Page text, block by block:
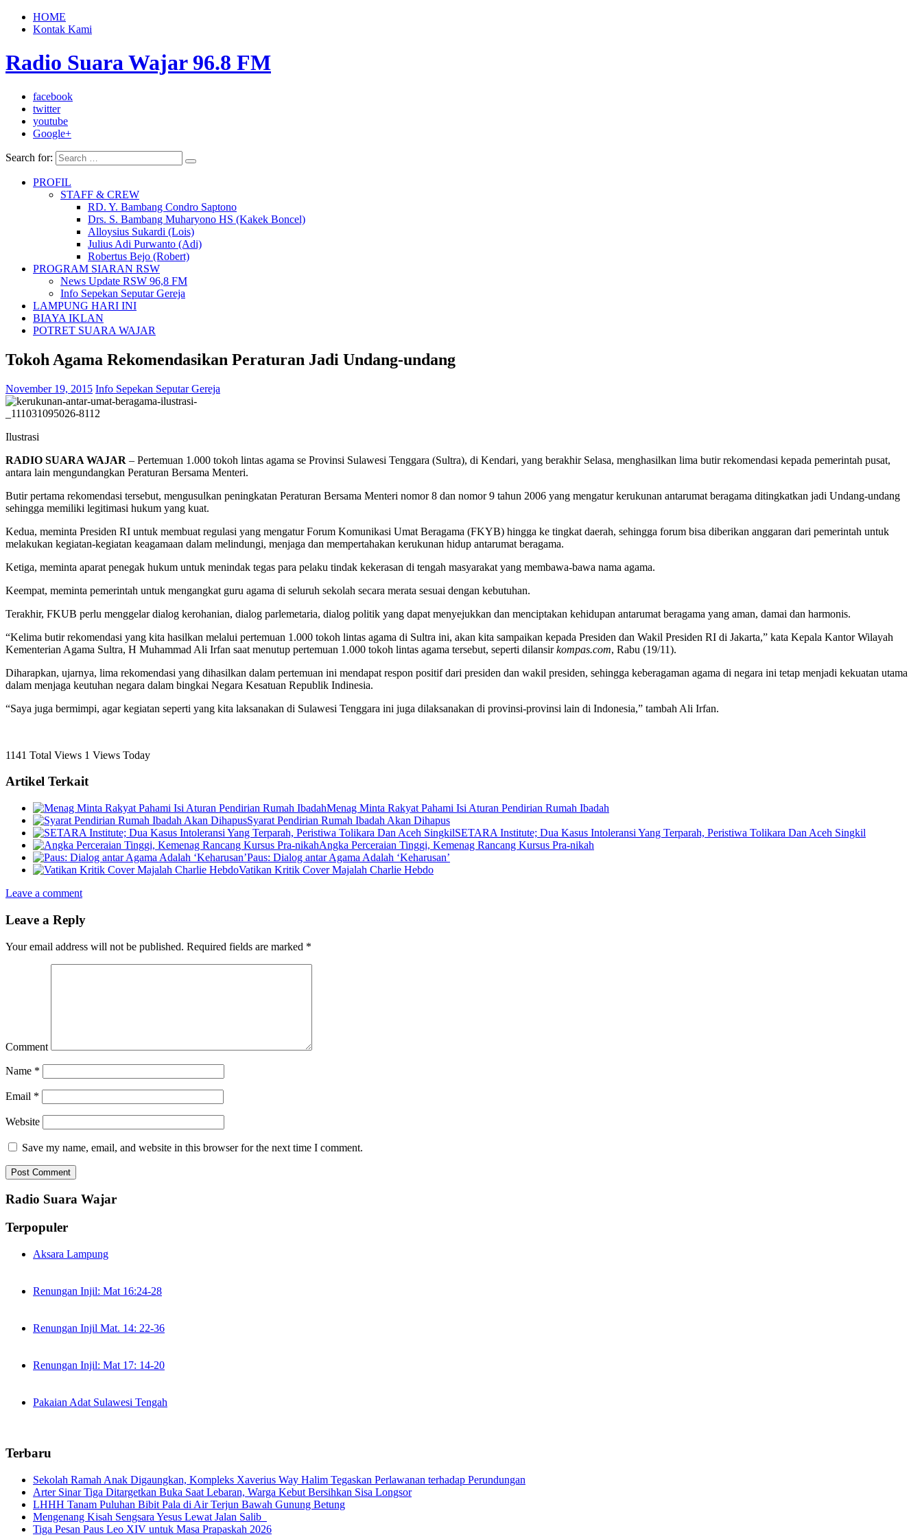
HOME
Kontak Kami
Radio Suara Wajar 96.8 FM
facebook
twitter
youtube
Google+
Search for:
PROFIL
STAFF & CREW
RD. Y. Bambang Condro Saptono
Drs. S. Bambang Muharyono HS (Kakek Boncel)
Alloysius Sukardi (Lois)
Julius Adi Purwanto (Adi)
Robertus Bejo (Robert)
PROGRAM SIARAN RSW
News Update RSW 96,8 FM
Info Sepekan Seputar Gereja
LAMPUNG HARI INI
BIAYA IKLAN
POTRET SUARA WAJAR
Tokoh Agama Rekomendasikan Peraturan Jadi Undang-undang
November 19, 2015 Info Sepekan Seputar Gereja
Ilustrasi
RADIO SUARA WAJAR – Pertemuan 1.000 tokoh lintas agama se Provinsi Sulawesi Tenggara (Sultra), di Kendari, yang berakhir Selasa, menghasilkan lima butir rekomendasi kepada pemerintah pusat,
antara lain mengundangkan Peraturan Bersama Menteri.
Butir pertama rekomendasi tersebut, mengusulkan peningkatan Peraturan Bersama Menteri nomor 8 dan nomor 9 tahun 2006 yang mengatur kerukunan antarumat beragama ditingkatkan jadi Undang-undang
sehingga memiliki legitimasi hukum yang kuat.
Kedua, meminta Presiden RI untuk membuat regulasi yang mengatur Forum Komunikasi Umat Beragama (FKYB) hingga ke tingkat daerah, sehingga forum bisa diberikan anggaran dari pemerintah untuk
melakukan kegiatan-kegiatan keagamaan dalam melindungi, menjaga dan mempertahakan kerukunan hidup antarumat beragama.
Ketiga, meminta aparat penegak hukum untuk menindak tegas para pelaku tindak kekerasan di tengah masyarakat yang membawa-bawa nama agama.
Keempat, meminta pemerintah untuk mengangkat guru agama di seluruh sekolah secara merata sesuai dengan kebutuhan.
Terakhir, FKUB perlu menggelar dialog kerohanian, dialog parlemetaria, dialog politik yang dapat menyejukkan dan menciptakan kehidupan antarumat beragama yang aman, damai dan harmonis.
“Kelima butir rekomendasi yang kita hasilkan melalui pertemuan 1.000 tokoh lintas agama di Sultra ini, akan kita sampaikan kepada Presiden dan Wakil Presiden RI di Jakarta,” kata Kepala Kantor Wilayah
Kementerian Agama Sultra, H Muhammad Ali Irfan saat menutup pertemuan 1.000 tokoh lintas agama tersebut, seperti dilansirkompas.com, Rabu (19/11).
Diharapkan, ujarnya, lima rekomendasi yang dihasilkan dalam pertemuan ini mendapat respon positif dari presiden dan wakil presiden, sehingga keberagaman agama di negara ini tetap menjadi kekuatan utama
dalam menjaga keutuhan negara dalam bingkai Negara Kesatuan Republik Indinesia.
“Saya juga bermimpi, agar kegiatan seperti yang kita laksanakan di Sulawesi Tenggara ini juga dilaksanakan di provinsi-provinsi lain di Indonesia,” tambah Ali Irfan.
1141 Total Views 1 Views Today
Artikel Terkait
Menag Minta Rakyat Pahami Isi Aturan Pendirian Rumah Ibadah
Syarat Pendirian Rumah Ibadah Akan Dihapus
SETARA Institute; Dua Kasus Intoleransi Yang Terparah, Peristiwa Tolikara Dan Aceh Singkil
Angka Perceraian Tinggi, Kemenag Rancang Kursus Pra-nikah
Paus: Dialog antar Agama Adalah ‘Keharusan’
Vatikan Kritik Cover Majalah Charlie Hebdo
Leave a comment
Leave a Reply
Your email address will not be published. Required fields are marked *
Comment
Name *
Email *
Website
Save my name, email, and website in this browser for the next time I comment.
Radio Suara Wajar
Terpopuler
Aksara Lampung
Renungan Injil: Mat 16:24-28
Renungan Injil Mat. 14: 22-36
Renungan Injil: Mat 17: 14-20
Pakaian Adat Sulawesi Tengah
Terbaru
Sekolah Ramah Anak Digaungkan, Kompleks Xaverius Way Halim Tegaskan Perlawanan terhadap Perundungan
Arter Sinar Tiga Ditargetkan Buka Saat Lebaran, Warga Kebut Bersihkan Sisa Longsor
LHHH Tanam Puluhan Bibit Pala di Air Terjun Bawah Gunung Betung
Mengenang Kisah Sengsara Yesus Lewat Jalan Salib
Tiga Pesan Paus Leo XIV untuk Masa Prapaskah 2026